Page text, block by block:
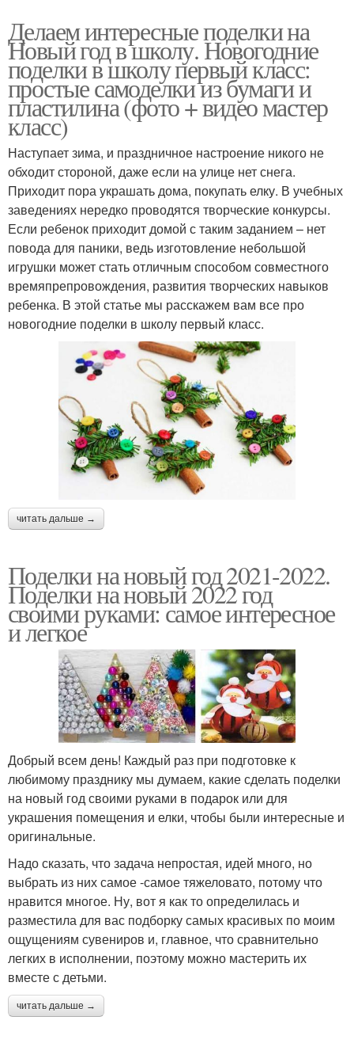
Делаем интересные поделки на
Новый год в школу. Новогодние
поделки в школу первый класс:
простые самоделки из бумаги и
пластилина (фото + видео мастер
класс)
Наступает зима, и праздничное настроение никого не
обходит стороной, даже если на улице нет снега.
Приходит пора украшать дома, покупать елку. В учебных
заведениях нередко проводятся творческие конкурсы.
Если ребенок приходит домой с таким заданием – нет
повода для паники, ведь изготовление небольшой
игрушки может стать отличным способом совместного
времяпрепровождения, развития творческих навыков
ребенка. В этой статье мы расскажем вам все про
новогодние поделки в школу первый класс.
читать дальше →
Поделки на новый год 2021-2022.
Поделки на новый 2022 год
своими руками: самое интересное
и легкое
Добрый всем день! Каждый раз при подготовке к
любимому празднику мы думаем, какие сделать поделки
на новый год своими руками в подарок или для
украшения помещения и елки, чтобы были интересные и
оригинальные.
Надо сказать, что задача непростая, идей много, но
выбрать из них самое -самое тяжеловато, потому что
нравится многое. Ну, вот я как то определилась и
разместила для вас подборку самых красивых по моим
ощущениям сувениров и, главное, что сравнительно
легких в исполнении, поэтому можно мастерить их
вместе с детьми.
читать дальше →